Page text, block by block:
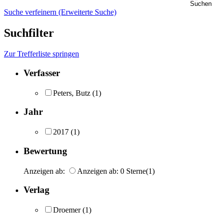
Suche verfeinern (Erweiterte Suche)
Suchfilter
Zur Trefferliste springen
Verfasser
Peters, Butz (1)
Jahr
2017 (1)
Bewertung
Anzeigen ab: Anzeigen ab: 0 Sterne(1)
Verlag
Droemer (1)